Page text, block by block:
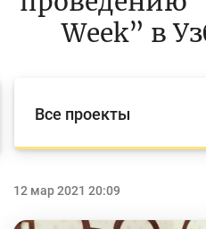
Учебные
Конкурсы
Week” в
Все проекты
12 мар 2021 20:09